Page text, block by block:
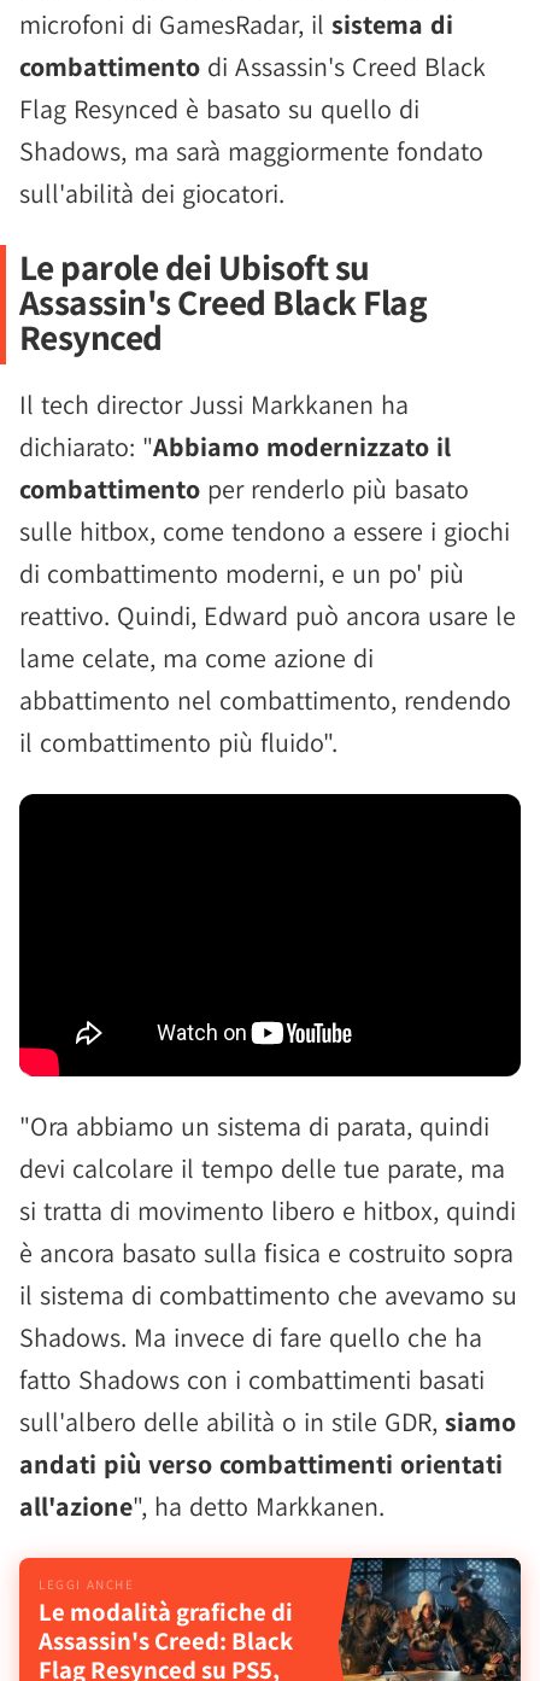
microfoni di GamesRadar, il sistema di
combattimento di Assassin's Creed Black
Flag Resynced è basato su quello di
Shadows, ma sarà maggiormente fondato
sull'abilità dei giocatori.
Le parole dei Ubisoft su
Assassin's Creed Black Flag
Resynced
Il tech director Jussi Markkanen ha
dichiarato: "Abbiamo modernizzato il
combattimento per renderlo più basato
sulle hitbox, come tendono a essere i giochi
di combattimento moderni, e un po' più
reattivo. Quindi, Edward può ancora usare le
lame celate, ma come azione di
abbattimento nel combattimento, rendendo
il combattimento più fluido".
"Ora abbiamo un sistema di parata, quindi
devi calcolare il tempo delle tue parate, ma
si tratta di movimento libero e hitbox, quindi
è ancora basato sulla fisica e costruito sopra
il sistema di combattimento che avevamo su
Shadows. Ma invece di fare quello che ha
fatto Shadows con i combattimenti basati
sull'albero delle abilità o in stile GDR, siamo
andati più verso combattimenti orientati
all'azione", ha detto Markkanen.
Le modalità grafiche di
Assassin's Creed: Black
Flag Resynced su PS5,